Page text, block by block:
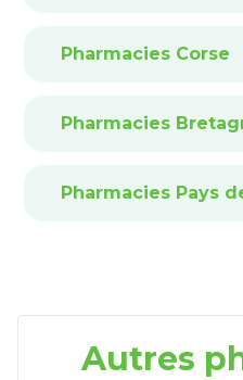
Pharmacies Corse
Pharmacies
Pharmacies Pays
Autres